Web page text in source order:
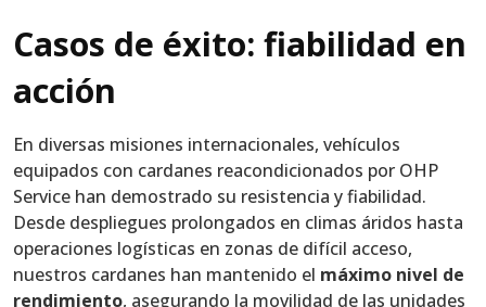
Casos de éxito: fiabilidad en
acción
En diversas misiones internacionales, vehículos
equipados con cardanes reacondicionados por OHP
Service han demostrado su resistencia y fiabilidad.
Desde despliegues prolongados en climas áridos hasta
operaciones logísticas en zonas de difícil acceso,
nuestros cardanes han mantenido el máximo nivel de
rendimiento, asegurando la movilidad de las unidades